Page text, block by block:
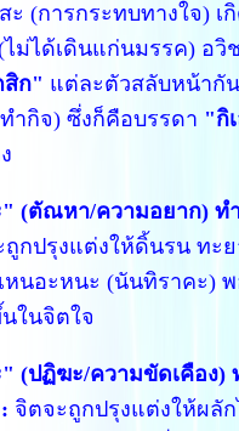
(การกระทบทางใจ) เ
ม่ได้เดินแก่นมรรค) อวิ
สิก" แต่ละตัวสลับหน้ากั
ำกิจ) ซึ่งก็คือบรรดา "กิ
" (ตัณหา/ความอยาก) ท
ถูกปรุงแต่งให้ดิ้นรน ทะ
หนอะหนะ (นันทิราคะ) พ
ในจิตใจ
(ปฏิฆะ/ความขัดเคือง)
จิตจะถูกปรุงแต่งให้ผลั